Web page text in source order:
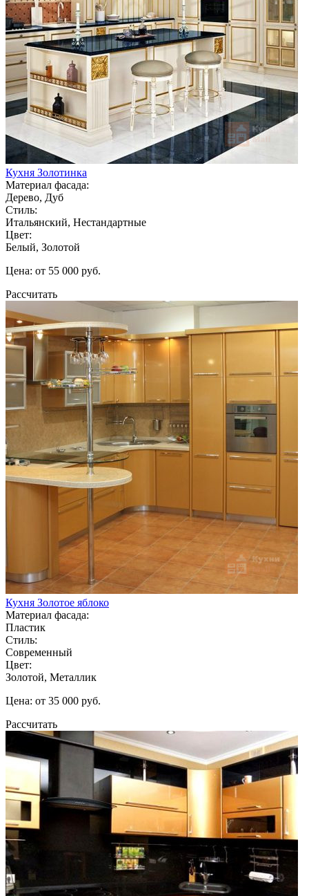
Кухня Золотинка
Материал фасада:
Дерево, Дуб
Стиль:
Итальянский, Нестандартные
Цвет:
Белый, Золотой
Цена: от 55 000 руб.
Рассчитать
Кухня Золотое яблоко
Материал фасада:
Пластик
Стиль:
Современный
Цвет:
Золотой, Металлик
Цена: от 35 000 руб.
Рассчитать